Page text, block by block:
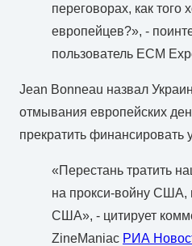
переговорах, как того
европейцев?», -
пользователь ECM
Jean Bonneau назвал
отмывания европейских
прекратить финансировать
«Перестань тратить
на прокси-войну США,
США», - цитирует
ZineManiac РИА